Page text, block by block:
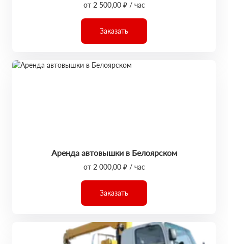
от 2 500,00 ₽ / час
Заказать
Аренда автовышки в Белоярском
от 2 000,00 ₽ / час
Заказать